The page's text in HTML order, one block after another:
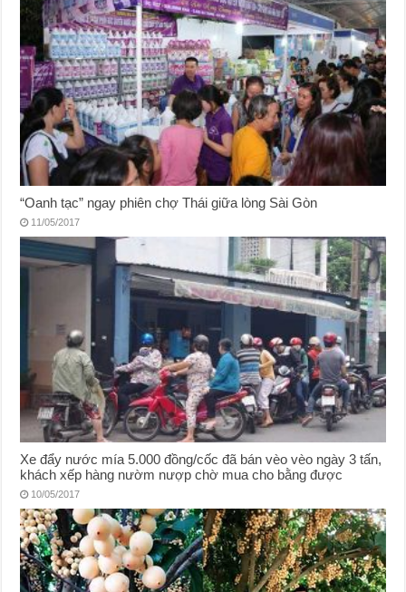
“Oanh tạc” ngay phiên chợ Thái giữa lòng Sài Gòn
11/05/2017
Xe đẩy nước mía 5.000 đồng/cốc đã bán vèo vèo ngày 3 tấn,
khách xếp hàng nườm nượp chờ mua cho bằng được
10/05/2017